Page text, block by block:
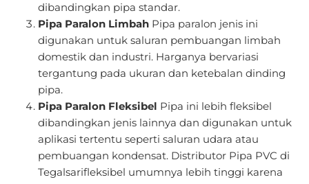
dibandingkan pipa standar.
Pipa Paralon Limbah Pipa paralon jenis ini
digunakan untuk saluran pembuangan limbah
domestik dan industri. Harganya bervariasi
tergantung pada ukuran dan ketebalan dinding
pipa.
Pipa Paralon Fleksibel Pipa ini lebih fleksibel
dibandingkan jenis lainnya dan digunakan untuk
aplikasi tertentu seperti saluran udara atau
pembuangan kondensat. Distributor Pipa PVC di
Tegalsarifleksibel umumnya lebih tinggi karena